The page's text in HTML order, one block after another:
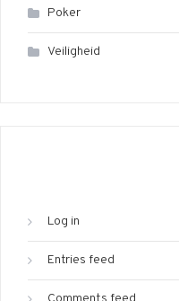
Poker
Veiligheid
Log in
Entries feed